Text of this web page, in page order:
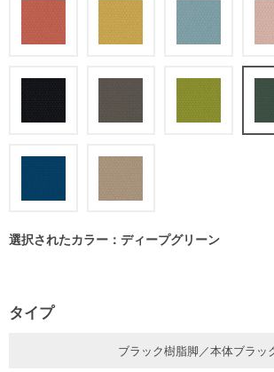
選択されたカラー：ディープグリーン
タイプ
ブラック樹脂脚／本体ブラッ